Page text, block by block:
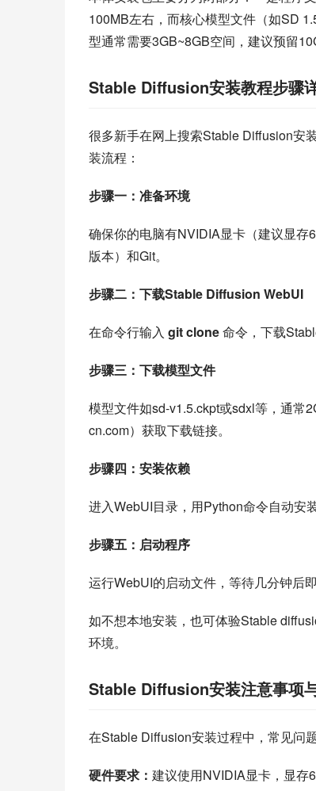
100MB左右，而核心模型文件（如SD
型通常需要3GB~8GB空间，建议预留
Stable Diffusion安装教程步骤
很多新手在网上搜索Stable Diffusion安
装流程：
步骤一：准备环境
确保你的电脑有NVIDIA显卡（建议显
版本）和Git。
步骤二：下载Stable Diffusion WebUI
在命令行输入 git clone 命令，下载
步骤三：下载模型文件
模型文件如sd-v1.5.ckpt或sdxl等，通常
cn.com）获取下载链接。
步骤四：安装依赖
进入WebUI目录，用Python命令自动安
步骤五：启动程序
运行WebUI的启动文件，等待几分钟后
如不想本地安装，也可体验Stable
环境。
Stable Diffusion安装注意事项
在Stable Diffusion安装过程中，常见问
硬件要求： 建议使用NVIDIA显卡，显存